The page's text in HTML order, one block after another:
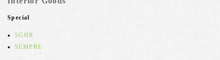
Special
SGHR
SEMPRE